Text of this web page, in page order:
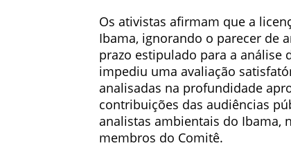
Os ativistas afirmam que a
Ibama, ignorando o parecer de
prazo estipulado para a análise
impediu uma avaliação
analisadas na profundidade
contribuições das audiências
analistas ambientais do Ibama,
membros do Comitê.